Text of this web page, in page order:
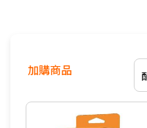
加購商品